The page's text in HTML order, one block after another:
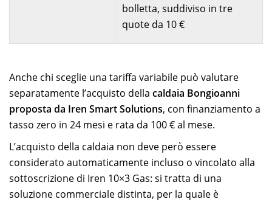
bolletta, suddiviso in tre
quote da 10 €
Anche chi sceglie una tariffa variabile può valutare
separatamente l’acquisto della caldaia Bongioanni
proposta da Iren Smart Solutions, con finanziamento a
tasso zero in 24 mesi e rata da 100 € al mese.
L’acquisto della caldaia non deve però essere
considerato automaticamente incluso o vincolato alla
sottoscrizione di Iren 10×3 Gas: si tratta di una
soluzione commerciale distinta, per la quale è